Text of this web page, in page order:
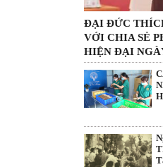
ĐẠI ĐỨC
VỚI CHIA SẺ
HIỆN ĐẠI